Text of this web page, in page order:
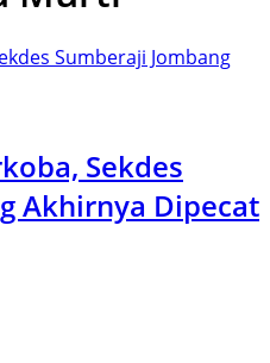
Sekdes
Akhirnya Dipecat